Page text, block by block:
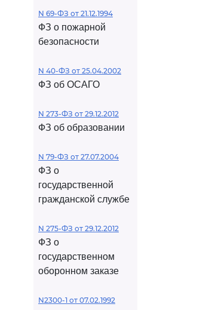
N 69-ФЗ от 21.12.1994
ФЗ о пожарной
безопасности
N 40-ФЗ от 25.04.2002
ФЗ об ОСАГО
N 273-ФЗ от 29.12.2012
ФЗ об образовании
N 79-ФЗ от 27.07.2004
ФЗ о
государственной
гражданской службе
N 275-ФЗ от 29.12.2012
ФЗ о
государственном
оборонном заказе
N2300-1 от 07.02.1992